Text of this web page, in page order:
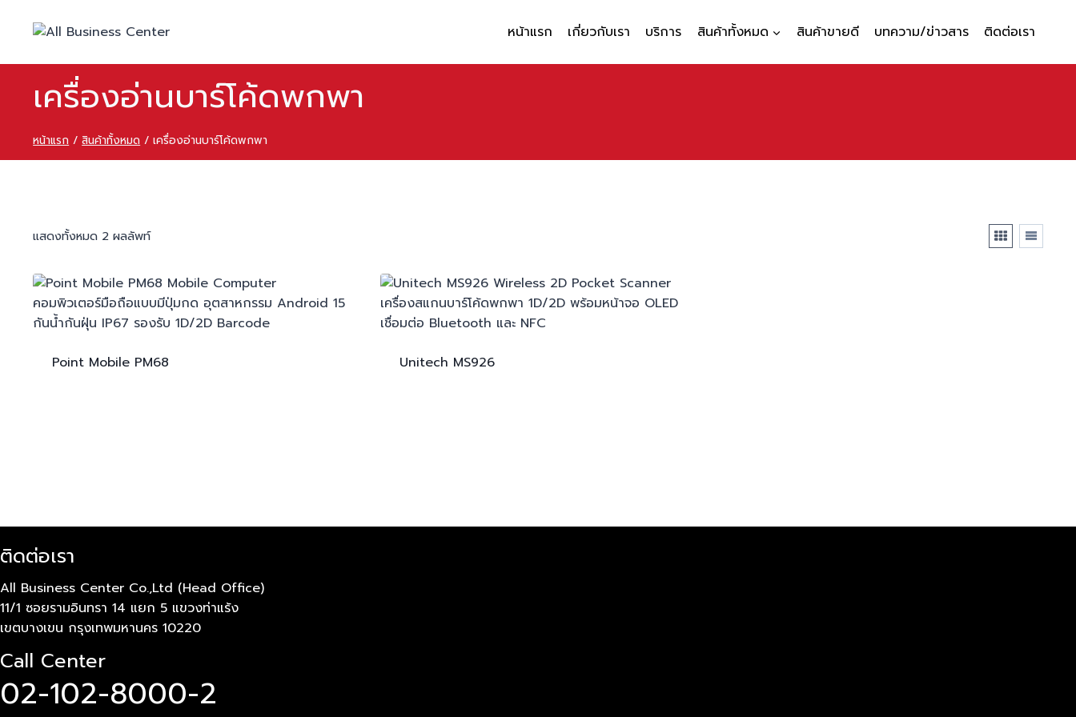
หน้าแรก เกี่ยวกับเรา บริการ สินค้าทั้งหมด สินค้าขายดี บทความ/ข่าวสาร ติดต่อเรา
เครื่องอ่านบาร์โค้ดพกพา
หน้าแรก / สินค้าทั้งหมด / เครื่องอ่านบาร์โค้ดพกพา
แสดงทั้งหมด 2 ผลลัพท์
Point Mobile PM68 Unitech MS926
ติดต่อเรา
All Business Center Co.,Ltd (Head Office)
11/1 ซอยรามอินทรา 14 แยก 5 แขวงท่าแร้ง
เขตบางเขน กรุงเทพมหานคร 10220
Call Center
02-102-8000-2